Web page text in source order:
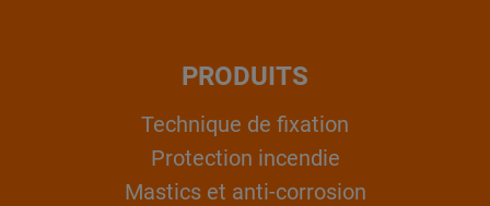
PRODUITS
Technique de fixation
Protection incendie
Mastics et anti-corrosion